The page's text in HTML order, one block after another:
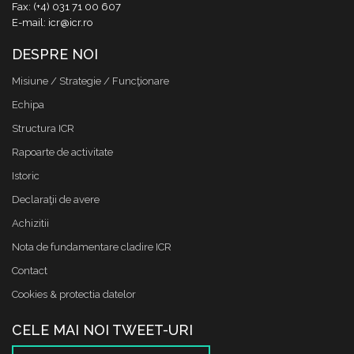
Fax: (+4) 031 71 00 607
E-mail: icr@icr.ro
DESPRE NOI
Misiune / Strategie / Funcţionare
Echipa
Structura ICR
Rapoarte de activitate
Istoric
Declaraţii de avere
Achizitii
Nota de fundamentare cladire ICR
Contact
Cookies & protectia datelor
CELE MAI NOI TWEET-URI